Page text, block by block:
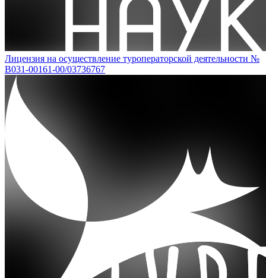
Лицензия на осуществление туроператорской деятельности №
В031-00161-00/03736767